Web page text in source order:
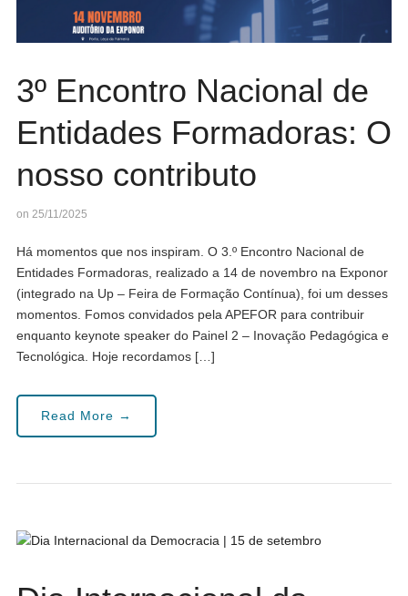
3º Encontro Nacional de
Entidades Formadoras: O
nosso contributo
on 25/11/2025
Há momentos que nos inspiram. O 3.º Encontro Nacional de
Entidades Formadoras, realizado a 14 de novembro na Exponor
(integrado na Up – Feira de Formação Contínua), foi um desses
momentos. Fomos convidados pela APEFOR para contribuir
enquanto keynote speaker do Painel 2 – Inovação Pedagógica e
Tecnológica. Hoje recordamos […]
Read More →